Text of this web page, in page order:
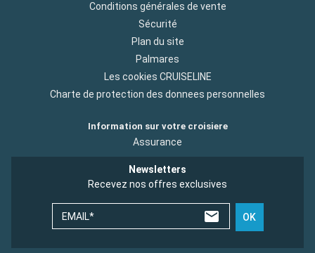
Conditions générales de vente
Sécurité
Plan du site
Palmares
Les cookies CRUISELINE
Charte de protection des donnees personnelles
Information sur votre croisiere
Assurance
Newsletters
Recevez nos offres exclusives
EMAIL* OK